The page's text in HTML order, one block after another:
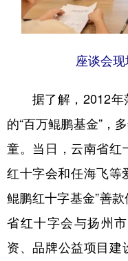
座谈会现
据了解，2012年
的“百万鲲鹏基金”，
童。当日，云南省红
红十字会和任海飞等
鲲鹏红十字基金”善
省红十字会与扬州
资、品牌公益项目建